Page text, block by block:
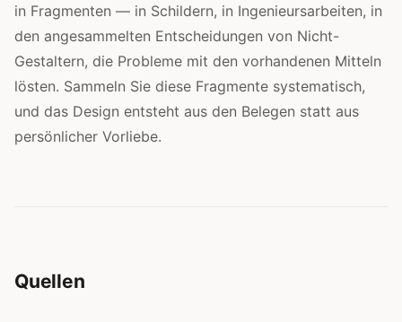
in Fragmenten — in Schildern, in Ingenieursarbeiten, in
den angesammelten Entscheidungen von Nicht-
Gestaltern, die Probleme mit den vorhandenen Mitteln
lösten. Sammeln Sie diese Fragmente systematisch,
und das Design entsteht aus den Belegen statt aus
persönlicher Vorliebe.
Quellen